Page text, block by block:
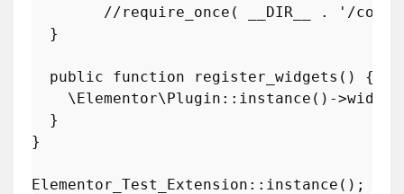
//require_once( __DIR__ . '/
  }
public function register_widgets ( ) {
\Elementor\Plugin :: instance ()-
  }
}
Elementor_Test_Extension :: instance